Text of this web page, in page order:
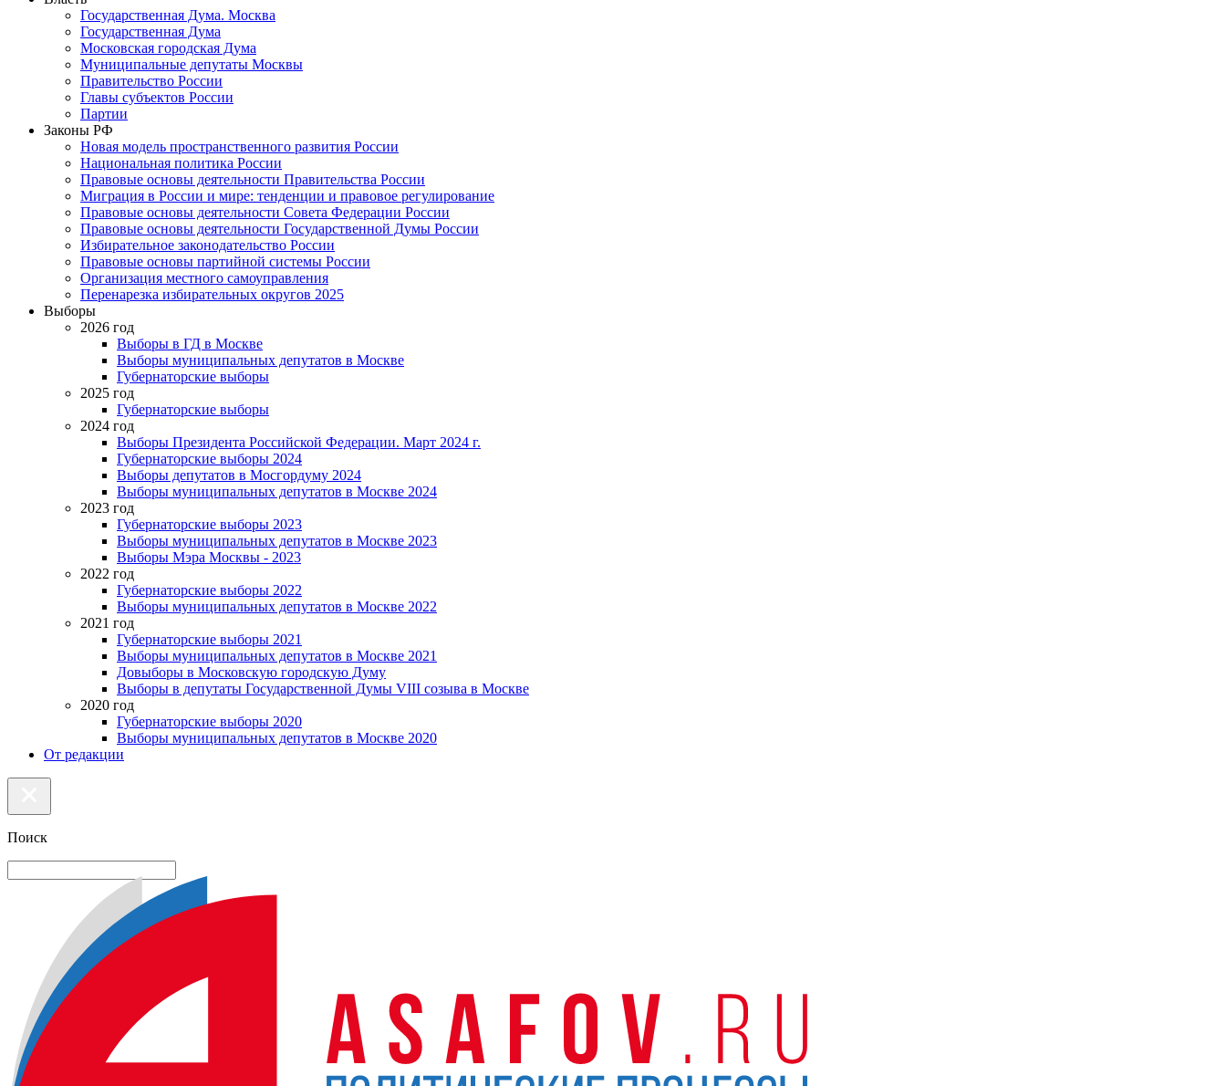
Государственная Дума. Москва
Государственная Дума
Московская городская Дума
Муниципальные депутаты Москвы
Правительство России
Главы субъектов России
Партии
Законы РФ
Новая модель пространственного развития России
Национальная политика России
Правовые основы деятельности Правительства России
Миграция в России и мире: тенденции и правовое регулирование
Правовые основы деятельности Совета Федерации России
Правовые основы деятельности Государственной Думы России
Избирательное законодательство России
Правовые основы партийной системы России
Организация местного самоуправления
Перенарезка избирательных округов 2025
Выборы
2026 год
Выборы в ГД в Москве
Выборы муниципальных депутатов в Москве
Губернаторские выборы
2025 год
Губернаторские выборы
2024 год
Выборы Президента Российской Федерации. Март 2024 г.
Губернаторские выборы 2024
Выборы депутатов в Мосгордуму 2024
Выборы муниципальных депутатов в Москве 2024
2023 год
Губернаторские выборы 2023
Выборы муниципальных депутатов в Москве 2023
Выборы Мэра Москвы - 2023
2022 год
Губернаторские выборы 2022
Выборы муниципальных депутатов в Москве 2022
2021 год
Губернаторские выборы 2021
Выборы муниципальных депутатов в Москве 2021
Довыборы в Московскую городскую Думу
Выборы в депутаты Государственной Думы VIII созыва в Москве
2020 год
Губернаторские выборы 2020
Выборы муниципальных депутатов в Москве 2020
От редакции
Поиск